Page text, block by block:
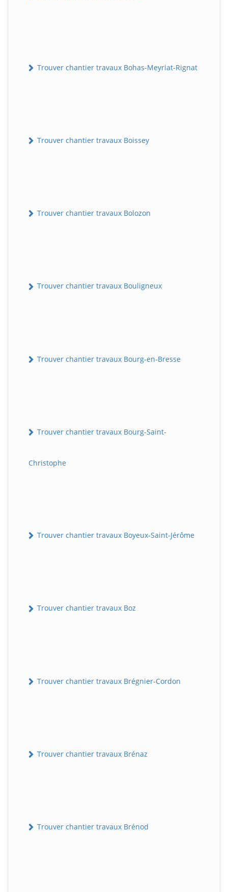
Trouver chantier travaux Bohas-Meyriat-Rignat
Trouver chantier travaux Boissey
Trouver chantier travaux Bolozon
Trouver chantier travaux Bouligneux
Trouver chantier travaux Bourg-en-Bresse
Trouver chantier travaux Bourg-Saint-
Christophe
Trouver chantier travaux Boyeux-Saint-Jérôme
Trouver chantier travaux Boz
Trouver chantier travaux Brégnier-Cordon
Trouver chantier travaux Brénaz
Trouver chantier travaux Brénod